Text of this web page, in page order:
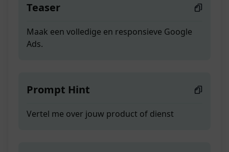
Teaser
Maak een volledige en responsieve Google
Ads.
Prompt Hint
Vertel me over jouw product of dienst